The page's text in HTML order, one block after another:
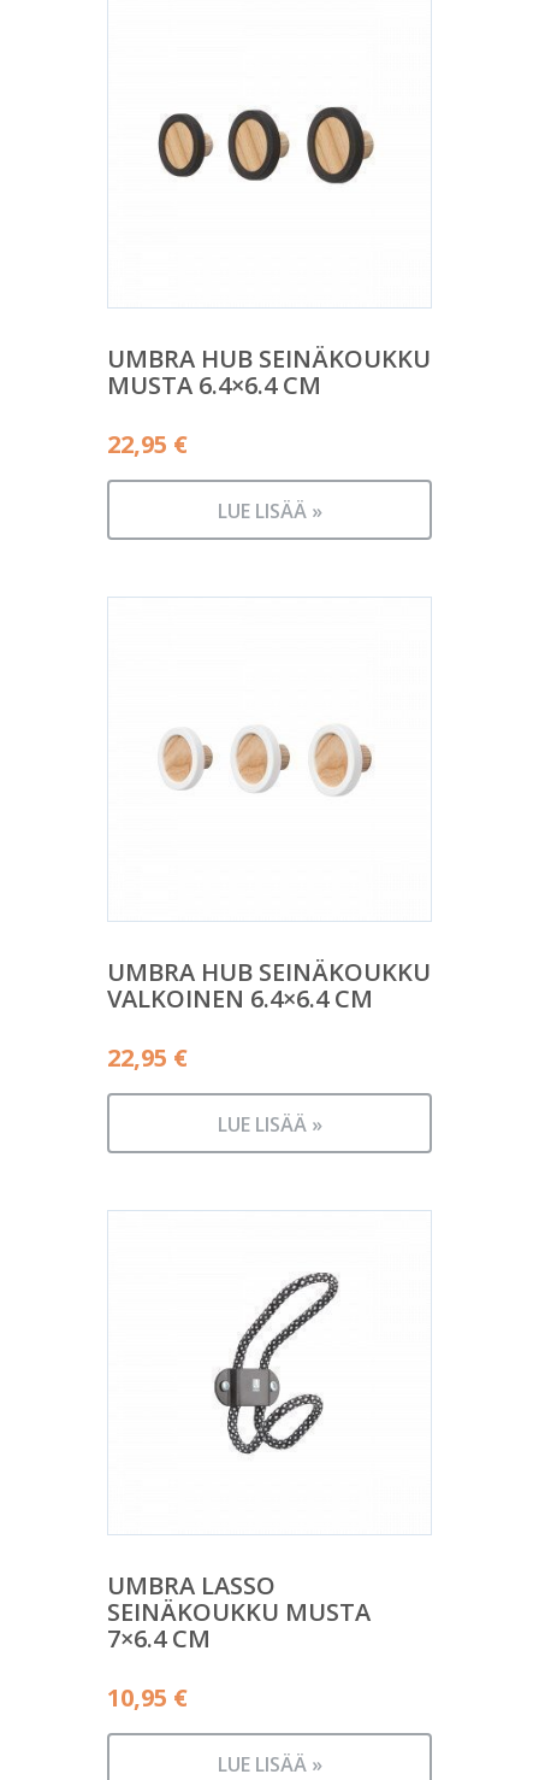
UMBRA HUB SEINÄKOUKKU
MUSTA 6.4×6.4 CM
22,95 €
LUE LISÄÄ »
UMBRA HUB SEINÄKOUKKU
VALKOINEN 6.4×6.4 CM
22,95 €
LUE LISÄÄ »
UMBRA LASSO
SEINÄKOUKKU MUSTA
7×6.4 CM
10,95 €
LUE LISÄÄ »